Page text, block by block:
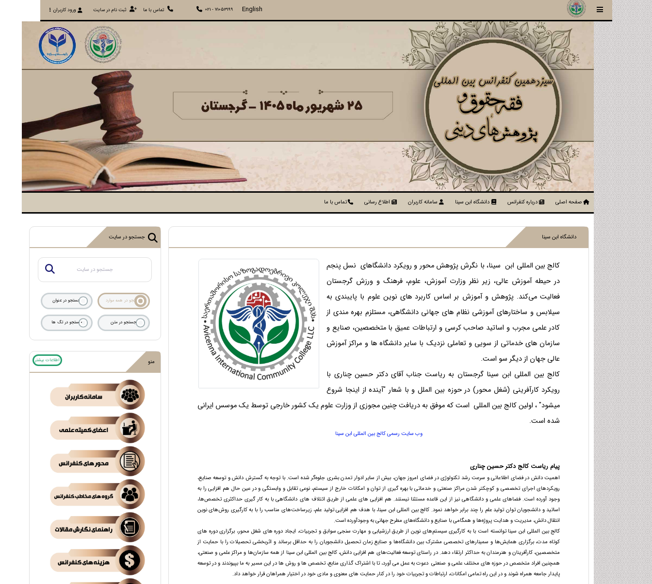
English
021 - 71053199 تماس با ما ثبت نام در سایت ورود کاربران
صفحه اصلی درباره کنفرانس دانشگاه ابن سینا سامانه کاربران اطلاع رسانی تماس با ما
دانشگاه ابن سینا
کالج بین المللی ابن سینا، با نگرش پژوهش محور و رویکرد دانشگاهای نسل پنجم
در حیطه آموزش عالی، زیر نظر وزارت آموزش، علوم، فرهنگ و ورزش گرجستان
فعالیت می‌کند. پژوهش و آموزش بر اساس کاربرد های نوین علوم با پایبندی به
سیلابس و ساختارهای آموزشی نظام های جهانی دانشگاهی، مستلزم بهره مندی از
کادر علمی مجرب و اساتید صاحب کرسی و ارتباطات عمیق با متخصصین، صنایع و
سازمان های خدماتی از سویی و تعاملی نزدیک با سایر دانشگاه ها و مراکز آموزش
عالی جهان از دیگر سو است.
کالج بین المللی ابن سینا گرجستان به ریاست جناب آقای دکتر حسین چناری با
رویکرد کارآفرینی (شغل محور) در حوزه بین الملل و با شعار "آینده از اینجا شروع
میشود" ، اولین کالج بین المللی است که موفق به دریافت چنین مجوزی از وزارت علوم یک کشور خارجی توسط یک موسس ایرانی
شده است.
وب سایت رسمی کالج بین المللی ابن سینا
پیام ریاست کالج دکتر حسین چناری
اهمیت دانش در فضای اطلاعاتی و سرعت رشد تکنولوژی در فضای امروز جهان، بیش از سایر ادوار تمدن بشری جلوه‌گر شده است. با توجه به گسترش دانش و توسعه صنایع،
رویکردهای اجرای تخصصی و کوچکتر شدن مراکز صنعتی و خدماتی با بهره گیری از توان و امکانات خارج از سیستم، نوعی تقابل و وابستگی و در عین حال هم افزایی را به
وجود آورده است. فضاهای علمی و دانشگاهی نیز از این قاعده مستثنا نیستند. هم افزایی های علمی از طریق ائتلاف های دانشگاهی با به کار گیری حداکثری تخصص‌ها،
اساتید و دانشجویان توان تولید علم را چند برابر خواهد نمود. کالج بین المللی ابن سینا، با هدف هم افزایی تولید علم، زیرساخت‌های مناسب را با به کارگیری روش‌های نوین
انتقال دانش، مدیریت و هدایت پروژه‌ها و همگامی با صنایع و دانشگاه‌های مطرح جهانی به وجودآورده است.
کالج بین المللی ابن سینا توانسته است با به کارگیری سیستم‌های نوین از طریق ارزشیابی و مهارت سنجی سوابق و تجربیات، ایجاد دوره های شغل محور، برگزاری دوره های
کوتاه مدت، برگزاری همایش‌ها و سمینارهای تخصصی مشترک بین دانشگاه‌ها و صنایع زمان تحصیل دانشجویان را به حداقل برساند و اثربخشی تحصیلات را با حمایت از
متخصصین، کارآفرینان و هنرمندان به حداکثر ارتقاء دهد. در راستای توسعه فعالیت‌های هم افزایی دانش، کالج بین المللی ابن سینا از همه سازمان‌ها و مراکز علمی و صنعتی،
همچنین افراد متخصص در حوزه های مختلف علمی و صنعتی دعوت به عمل می آورد، تا با اشتراک گذاری منابع، تخصص ها و روش ها در این مسیر به ما بپیوندند و در توسعه
پایدار جامعه همراه شوند و در این راه تمامی امکانات، ارتباطات و تجربیات خود را در کنار حمایت های معنوی و مادی خود در اختیار همراهان قرار خواهد داد.
جستجو در سایت
جستجو در همه موارد جستجو در عنوان
جستجو در متن جستجو در تگ ها
منو اطلاعات بیشتر